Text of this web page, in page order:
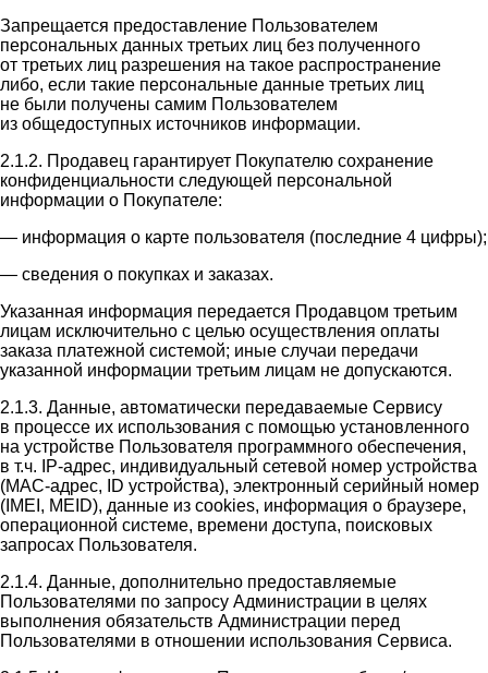
Запрещается предоставление Пользователем
персональных данных третьих лиц без полученного
от третьих лиц разрешения на такое распространение
либо, если такие персональные данные третьих лиц
не были получены самим Пользователем
из общедоступных источников информации.
2.1.2. Продавец гарантирует Покупателю сохранение
конфиденциальности следующей персональной
информации о Покупателе:
— информация о карте пользователя (последние 4 цифры);
— сведения о покупках и заказах.
Указанная информация передается Продавцом третьим
лицам исключительно с целью осуществления оплаты
заказа платежной системой; иные случаи передачи
указанной информации третьим лицам не допускаются.
2.1.3. Данные, автоматически передаваемые Сервису
в процессе их использования с помощью установленного
на устройстве Пользователя программного обеспечения,
в т.ч. IP-адрес, индивидуальный сетевой номер устройства
(MAC-адрес, ID устройства), электронный серийный номер
(IMEI, MEID), данные из cookies, информация о браузере,
операционной системе, времени доступа, поисковых
запросах Пользователя.
2.1.4. Данные, дополнительно предоставляемые
Пользователями по запросу Администрации в целях
выполнения обязательств Администрации перед
Пользователями в отношении использования Сервиса.